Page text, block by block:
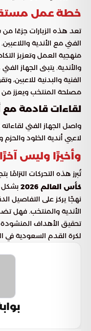
خطة عمل
تعد هذه الزيارات جزءًا
الفني مع الأندية
منهجية العمل وتعزيز
والأندية. يتبنى الجهاز
الفنية والبدنية للاعبين،
مصلحة المنتخب ويعزز
لقاءات قادمة
واصل الجهاز الفني
لاعبي أندية الخلود
وأخيرًا وليس آخرًا
تُبرز هذه التحركات التزامًا
كأس العالم 2026
بشكل
نهجًا يركز على التفاصيل
الأندية والمنتخب. فهل
تحقيق الأهداف
لكرة القدم السعودية في